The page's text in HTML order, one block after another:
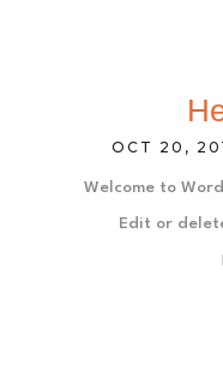
OCT 20,
Welcome to
Edit or